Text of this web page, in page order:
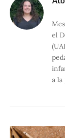
el
a la